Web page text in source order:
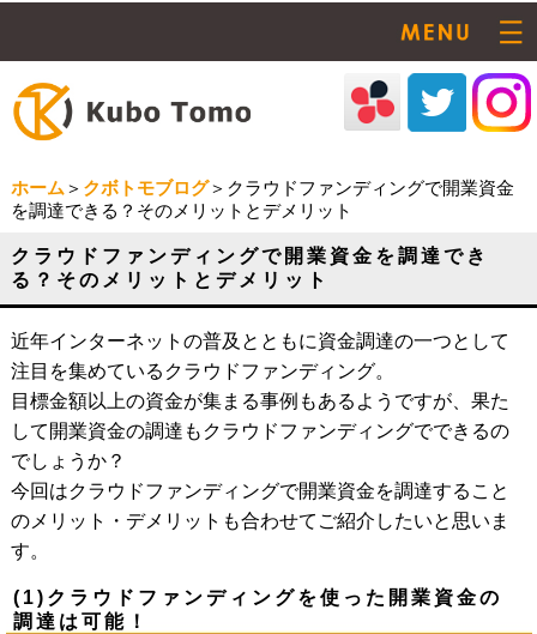
ホーム ＞ クボトモブログ＞クラウドファンディングで開業資金
を調達できる？そのメリットとデメリット
クラウドファンディングで開業資金を調達でき
る？そのメリットとデメリット
近年インターネットの普及とともに資金調達の一つとして
注目を集めているクラウドファンディング。
目標金額以上の資金が集まる事例もあるようですが、果た
して開業資金の調達もクラウドファンディングでできるの
でしょうか？
今回はクラウドファンディングで開業資金を調達すること
のメリット・デメリットも合わせてご紹介したいと思いま
す。
(1)クラウドファンディングを使った開業資金の
調達は可能！